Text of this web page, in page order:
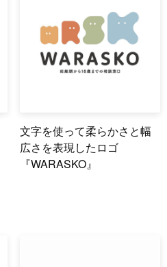
文字を使って柔らかさと幅
広さを表現したロゴ
『WARASKO』